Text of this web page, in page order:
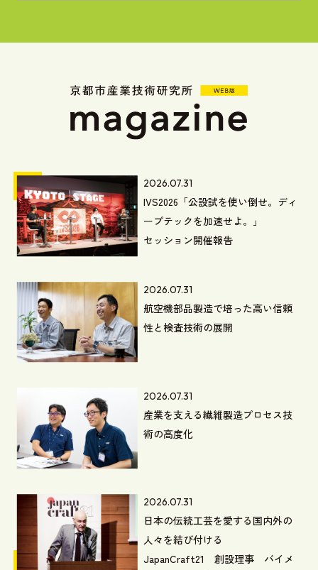
2026.07.31
IVS2026「公設試を使い倒せ。ディ
ープテックを加速せよ。」
セッション開催報告
2026.07.31
航空機部品製造で培った高い信頼
性と検査技術の展開
2026.07.31
産業を支える繊維製造プロセス技
術の高度化
2026.07.31
日本の伝統工芸を愛する国内外の
人々を結び付ける
JapanCraft21 創設理事 バイメ